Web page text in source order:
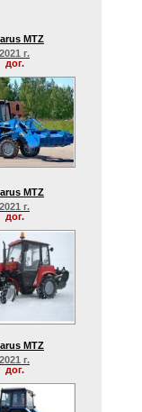
MTZ
2021 г.
дог.
MTZ
2021 г.
дог.
MTZ
2021 г.
дог.